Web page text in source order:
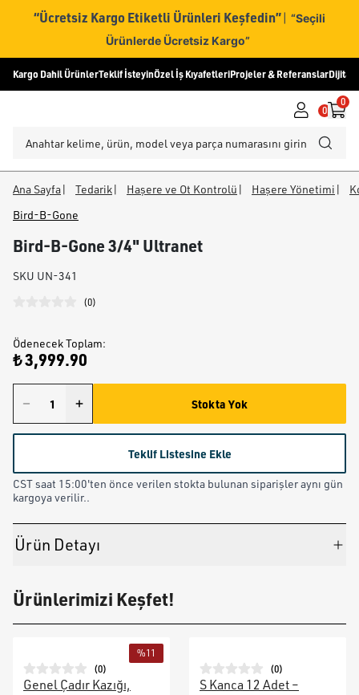
“Ücretsiz Kargo Etiketli Ürünleri Keşfedin” | “Seçili
Ürünlerde Ücretsiz Kargo”
Kargo Dahil ÜrünlerTeklif İsteyinÖzel İş KıyafetleriProjeler & ReferanslarDijital
0
0
Ana Sayfa| Tedarik| Haşere ve Ot Kontrolü | Haşere Yönetimi |
Bird-B-Gone
Bird-B-Gone 3/4" Ultranet
SKU UN-341
(0)
Ödenecek Toplam:
₺ 3,999.90
Stokta Yok
Teklif Listesine Ekle
CST saat 15:00'ten önce verilen stokta bulunan siparişler aynı gün
kargoya verilir..
Ürün Detayı
Ürünlerimizi Keşfet!
%11
(0)
Genel Çadır Kazığı,
(0)
S Kanca 12 Adet –